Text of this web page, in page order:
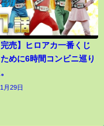
完売】ヒロアカ一番くじ
めに6時間コンビニ巡り
月29日